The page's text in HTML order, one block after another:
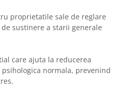
proprietatile sale de reglare
sustinere a starii generale
care ajuta la reducerea
normala, prevenind